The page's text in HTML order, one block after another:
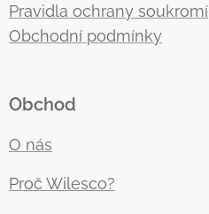
Pravidla ochrany soukromí
Obchodní podmínky
Obchod
O nás
Proč Wilesco?